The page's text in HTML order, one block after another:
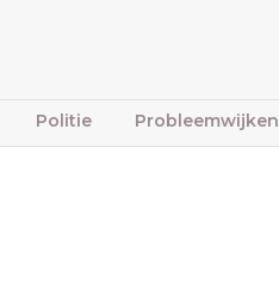
Politie Probleemwijken